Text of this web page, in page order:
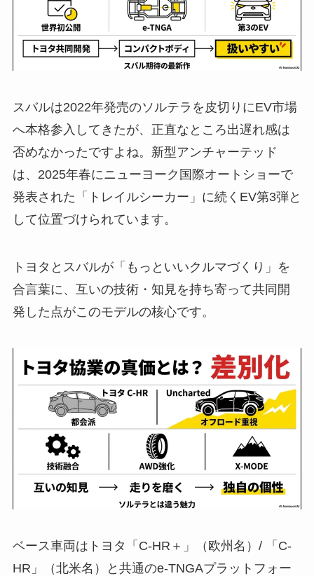
スバルは2022年発売のソルテラを皮切りにEV市場
へ本格参入してきたが、正直なところ出遅れ感は
否めなかったですよね。新型アンチャーテッド
は、2025年春にニューヨーク国際オートショーで
発表された「トレイルシーカー」に続くEV第3弾と
して位置づけられています。
トヨタとスバルが「もっといいクルマづくり」を
合言葉に、互いの技術・知見を持ち寄って共同開
発した点がこのモデルの核心です。
ベース車両はトヨタ「C-HR＋」（欧州名）/ 「C-
HR」（北米名）と共通のe-TNGAプラットフォー